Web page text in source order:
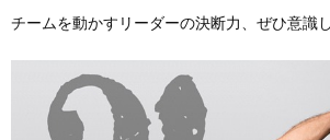
チームを動かすリーダーの決断力、ぜひ意識